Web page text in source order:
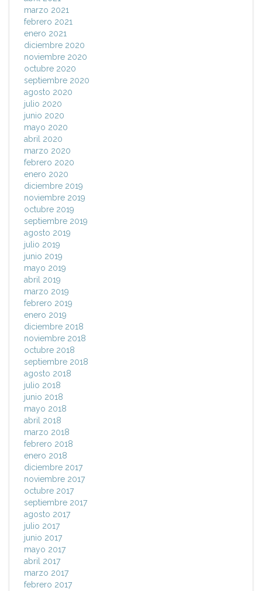
marzo 2021
febrero 2021
enero 2021
diciembre 2020
noviembre 2020
octubre 2020
septiembre 2020
agosto 2020
julio 2020
junio 2020
mayo 2020
abril 2020
marzo 2020
febrero 2020
enero 2020
diciembre 2019
noviembre 2019
octubre 2019
septiembre 2019
agosto 2019
julio 2019
junio 2019
mayo 2019
abril 2019
marzo 2019
febrero 2019
enero 2019
diciembre 2018
noviembre 2018
octubre 2018
septiembre 2018
agosto 2018
julio 2018
junio 2018
mayo 2018
abril 2018
marzo 2018
febrero 2018
enero 2018
diciembre 2017
noviembre 2017
octubre 2017
septiembre 2017
agosto 2017
julio 2017
junio 2017
mayo 2017
abril 2017
marzo 2017
febrero 2017